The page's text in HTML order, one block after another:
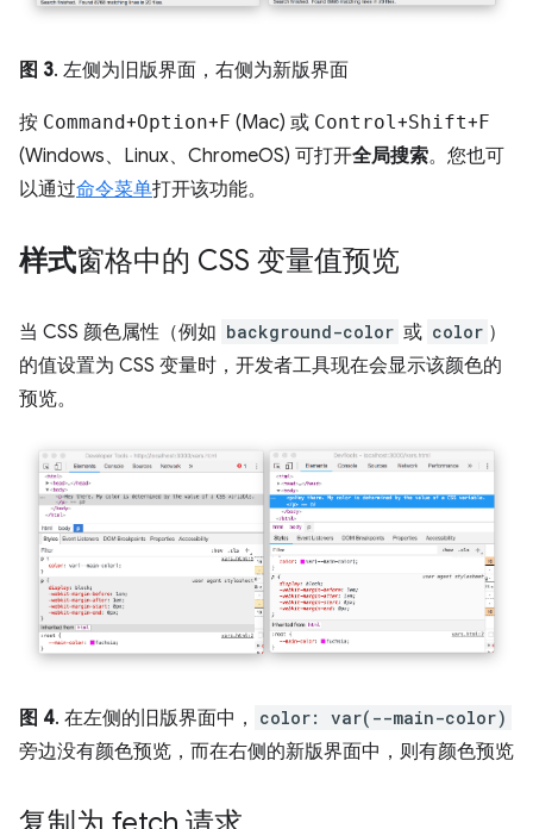
图 3. 左侧为旧版界面，右侧为新版界面
按 Command+Option+F (Mac) 或 Control+Shift+F
(Windows、Linux、ChromeOS) 可打开全局搜索。您也可
以通过命令菜单打开该功能。
样式窗格中的 CSS 变量值预览
当 CSS 颜色属性（例如 background-color 或 color ）
的值设置为 CSS 变量时，开发者工具现在会显示该颜色的
预览。
图 4. 在左侧的旧版界面中， color: var(--main-color)
旁边没有颜色预览，而在右侧的新版界面中，则有颜色预览